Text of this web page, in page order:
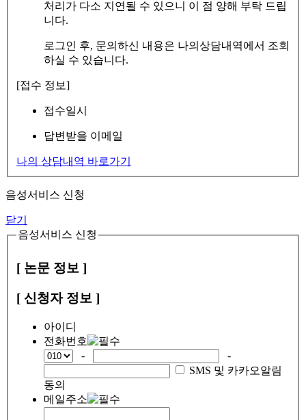
처리가 다소 지연될 수 있으니 이 점 양해 부탁 드립
니다.
로그인 후, 문의하신 내용은 나의상담내역에서 조회
하실 수 있습니다.
[접수 정보]
접수일시
답변받을 이메일
나의 상담내역 바로가기
음성서비스 신청
닫기
음성서비스 신청
[ 논문 정보 ]
[ 신청자 정보 ]
아이디
전화번호
-
-
SMS 및 카카오알림
동의
메일주소